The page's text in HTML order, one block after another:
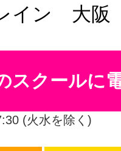
通信講座を
やりたいこ
イン 大阪
スクールに
(火水を除く)